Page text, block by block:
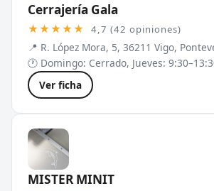
Cerrajería Gala
★★★★★ 4,7 (42 opiniones)
📍 R. López Mora, 5, 36211 Vigo,
🕐 Domingo: Cerrado, Jueves:
Ver ficha
MISTER MINIT